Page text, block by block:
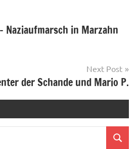
Naziaufmarsch in Marzahn
Next Post
der Schande und Mario P.
Search